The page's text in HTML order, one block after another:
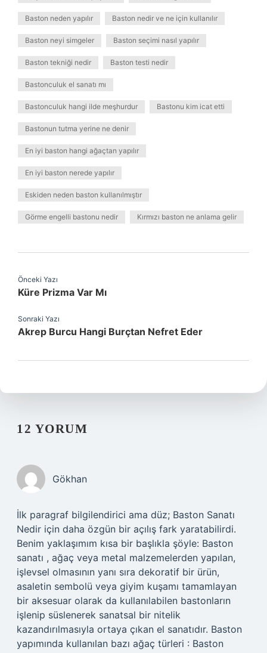
Baston neden yapılır Baston nedir ve ne için kullanılır
Baston neyi simgeler Baston seçimi nasıl yapılır
Baston tekniği nedir Baston testi nedir
Bastonculuk el sanatı mı
Bastonculuk hangi ilde meşhurdur Bastonu kim icat etti
Bastonun tutma yerine ne denir
En iyi baston hangi ağaçtan yapılır
En iyi baston nerede yapılır
Eskiden neden baston kullanılmıştır
Görme engelli bastonu nedir Kırmızı baston ne anlama gelir
Önceki Yazı
Küre Prizma Var Mı
Sonraki Yazı
Akrep Burcu Hangi Burçtan Nefret Eder
12 YORUM
Gökhan
İlk paragraf bilgilendirici ama düz; Baston Sanatı
Nedir için daha özgün bir açılış fark yaratabilirdi.
Benim yaklaşımım kısa bir başlıkla şöyle: Baston
sanatı , ağaç veya metal malzemelerden yapılan,
işlevsel olmasının yanı sıra dekoratif bir ürün,
asaletin sembolü veya giyim kuşamı tamamlayan
bir aksesuar olarak da kullanılabilen bastonların
işlenip süslenerek sanatsal bir nitelik
kazandırılmasıyla ortaya çıkan el sanatıdır. Baston
yapımında kullanılan bazı ağaç türleri : Baston